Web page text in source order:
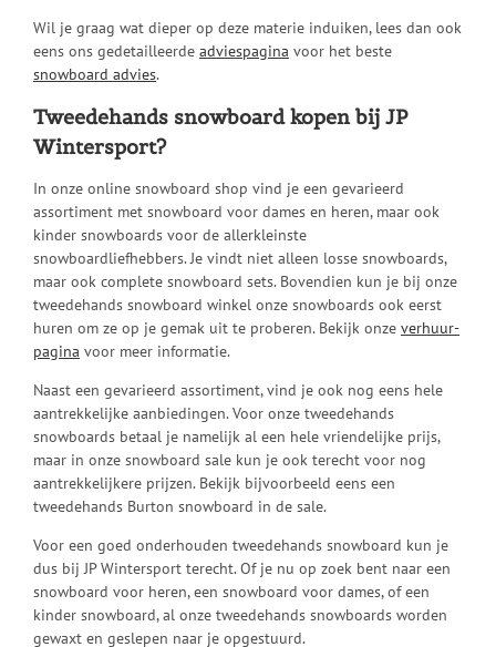
Wil je graag wat dieper op deze materie induiken, lees dan ook
eens ons gedetailleerde adviespagina voor het beste
snowboard advies.
Tweedehands snowboard kopen bij JP
Wintersport?
In onze online snowboard shop vind je een gevarieerd
assortiment met snowboard voor dames en heren, maar ook
kinder snowboards voor de allerkleinste
snowboardliefhebbers. Je vindt niet alleen losse snowboards,
maar ook complete snowboard sets. Bovendien kun je bij onze
tweedehands snowboard winkel onze snowboards ook eerst
huren om ze op je gemak uit te proberen. Bekijk onze verhuur-
pagina voor meer informatie.
Naast een gevarieerd assortiment, vind je ook nog eens hele
aantrekkelijke aanbiedingen. Voor onze tweedehands
snowboards betaal je namelijk al een hele vriendelijke prijs,
maar in onze snowboard sale kun je ook terecht voor nog
aantrekkelijkere prijzen. Bekijk bijvoorbeeld eens een
tweedehands Burton snowboard in de sale.
Voor een goed onderhouden tweedehands snowboard kun je
dus bij JP Wintersport terecht. Of je nu op zoek bent naar een
snowboard voor heren, een snowboard voor dames, of een
kinder snowboard, al onze tweedehands snowboards worden
gewaxt en geslepen naar je opgestuurd.